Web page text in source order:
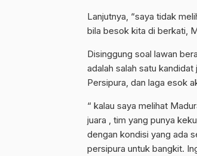
Lanjutnya, “saya tidak
bila besok kita di berkati,
Disinggung soal lawan
adalah salah satu
Persipura, dan laga esok
“ kalau saya melihat
juara , tim yang punya
dengan kondisi yang ada
persipura untuk bangkit.